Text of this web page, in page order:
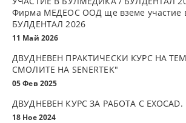
Фирма МЕДЕОС ООД ще вземе
БУЛДЕНТАЛ 2026
11 Май 2026
ДВУДНЕВЕН ПРАКТИЧЕСКИ КУРС НА
СМОЛИТЕ НА SENERTEK"
05 Фев 2025
ДВУДНЕВЕН КУРС ЗА РАБОТА С ЕXOCAD.
18 Ное 2024